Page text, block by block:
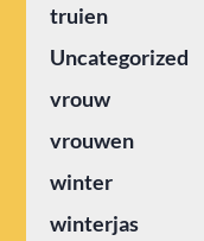
truien
Uncategorized
vrouw
vrouwen
winter
winterjas